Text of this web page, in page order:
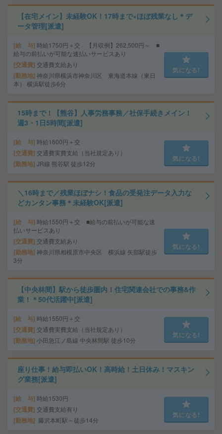
【在宅メイン】未経験OK！17時まで×ほぼ残業なし＊デ
ータ管理[派遣]
給 与 時給1750円＋交 【月収例】262,500円～ ■
給与の前払いが可能な速払いサービスあり
交通費 交通費支給あり
勤務地 神奈川県横浜市神奈川区 東海道本線（東日
本） 横浜駅徒歩6分
気になる!
15時まで！【熊谷】人事労務事務／社保手続きメイン！
週3・1日5時間[派遣]
給 与 時給1600円＋交
交通費 交通費実費支給（当社規定あり）
勤務地 JR線 熊谷駅 徒歩12分
気になる!
＼16時まで／残業ほぼナシ！食品の受発注データ入力な
どカンタン事務＊未経験OK[派遣]
給 与 時給1550円＋交 ■給与の前払いが可能な速
払いサービスあり
交通費 交通費支給あり
勤務地 神奈川県相模原市中央区 横浜線 矢部駅徒歩
3分
気になる!
【中央林間】駅から徒歩圏内！住宅関連会社での事務&作
業！＊50代活躍中[派遣]
給 与 時給1550円＋交
交通費 交通費実費支給（当社規定あり）
勤務地 小田急江ノ島線 中央林間駅 徒歩10分
気になる!
座り仕事！給与即払いOK！高時給！土日休み！マスキン
グ業務[派遣]
給 与 時給1530円
交通費 交通費支給有り
勤務地 藤沢本町駅～徒歩14分
気になる!